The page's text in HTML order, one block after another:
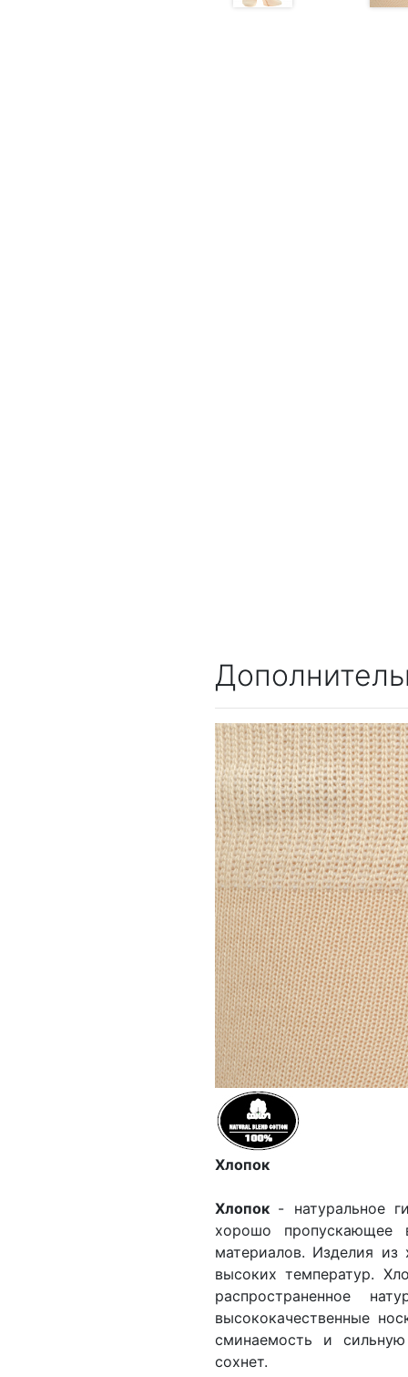
Хлопок
Хлопок - натуральное
хорошо пропускающее
материалов. Изделия из
высоких температур.
распространенное
высококачественные
сминаемость и
сохнет.